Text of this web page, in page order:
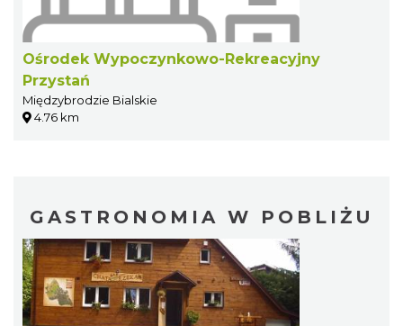
Ośrodek Wypoczynkowo-Rekreacyjny
Przystań
Międzybrodzie Bialskie
4.76 km
GASTRONOMIA W POBLIŻU